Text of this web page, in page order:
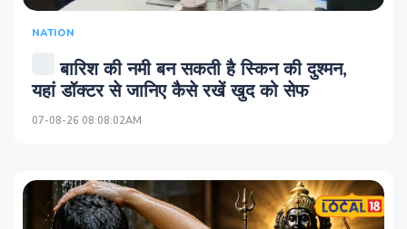
NATION
बारिश की नमी बन सकती है स्किन की दुश्मन,
यहां डॉक्टर से जानिए कैसे रखें खुद को सेफ
07-08-26 08:08:02AM